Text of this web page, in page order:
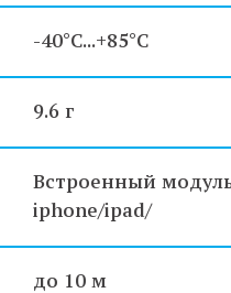
-40°C...+85°C
9.6 г
Встроенный
iphone/ipad/
до 10 м